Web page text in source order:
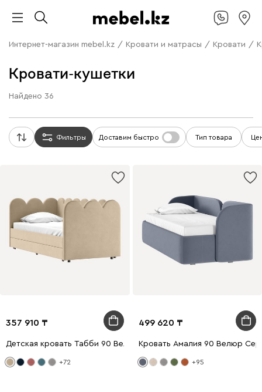
Интернет-магазин mebel.kz / Кровати и матрасы / Кровати /
Кровати-кушетки
Найдено 36
Фильтры Доставим быстро Тип товара
357 910
Детская кровать Табби 90 Велюр Бежевый
+72
499 620
Кровать Амалия 90 Велюр
+95